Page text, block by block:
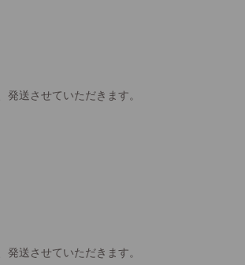
送させていただきます。
送させていただきます。